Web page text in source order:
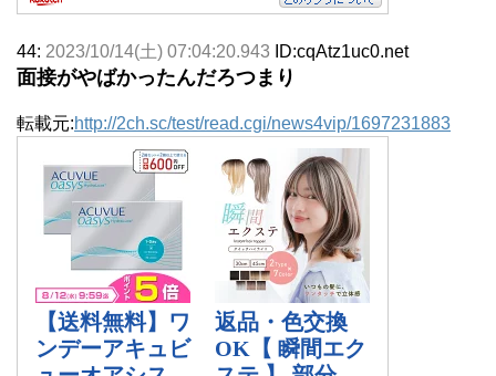
44: 2023/10/14(土) 07:04:20.943 ID:cqAtz1uc0.net
面接がやばかったんだろつまり
転載元:http://2ch.sc/test/read.cgi/news4vip/1697231883